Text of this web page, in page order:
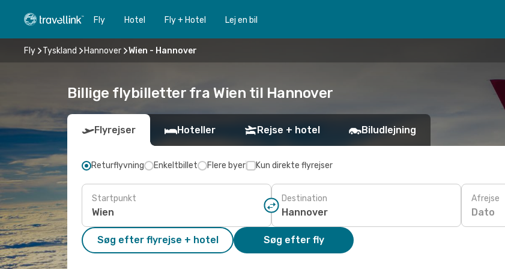
Fly Hotel Fly + Hotel Lej en bil
Fly Tyskland Hannover Wien - Hannover
Billige flybilletter fra Wien til Hannover
Flyrejser Hoteller Rejse + hotel Biludlejning
Returflyvning Enkeltbillet Flere byer Kun direkte flyrejser
Startpunkt Destination Afrejse
Dato
Søg efter flyrejse + hotel Søg efter fly